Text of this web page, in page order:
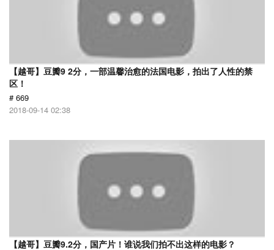
【越哥】豆瓣9 2分，一部温馨治愈的法国电影，拍出了人性的禁
区！
# 669
2018-09-14 02:38
【越哥】豆瓣9.2分，国产片！谁说我们拍不出这样的电影？